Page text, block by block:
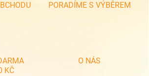
PORADÍME S VÝBĚREM
KČ
O NÁS